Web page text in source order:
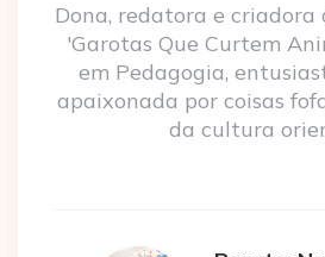
Dona, redatora e criadora
'Garotas Que Curtem
em Pedagogia,
apaixonada por coisas
da cultura